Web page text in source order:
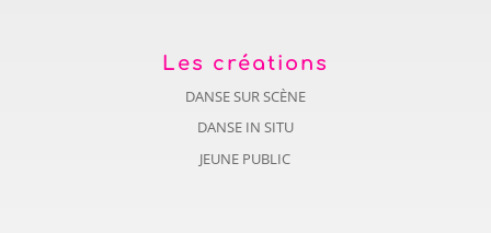
Les créations
DANSE SUR SCÈNE
DANSE IN SITU
JEUNE PUBLIC